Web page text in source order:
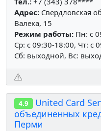
Адрес: Свердловская
Валека, 15
Режим работы: Пн: c
Ср: c 09:30-18:00, Чт: c
Сб: выходной, Вс:
4.9
United Card
объединенных
Перми